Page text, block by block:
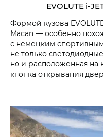
EVOLUTE
Формой кузова
Macan — особенно
с немецким
не только
но и расположенная на
кнопка открывания